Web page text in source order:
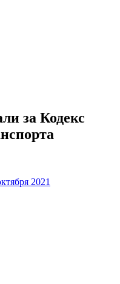
за Кодекс
2021